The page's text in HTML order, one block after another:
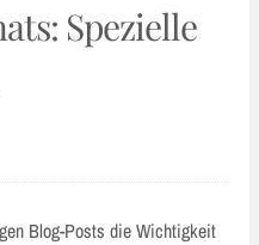
Spezielle
Blog-Posts die Wichtigkeit